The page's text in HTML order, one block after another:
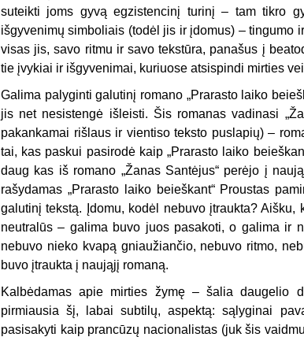
suteikti joms gyvą egzistencinį turinį – tam tikro
išgyvenimų simboliais (todėl jis ir įdomus) – tingumo
visas jis, savo ritmu ir savo tekstūra, panašus į
tie įvykiai ir išgyvenimai, kuriuose atsispindi mirties
Galima palyginti galutinį romano „Prarasto laiko
jis net nesistengė išleisti. Šis romanas vadinasi
pakankamai rišlaus ir vientiso teksto puslapių) –
tai, kas paskui pasirodė kaip „Prarasto laiko
daug kas iš romano „Žanas Santėjus“ perėjo į
rašydamas „Prarasto laiko beieškant“ Proustas
galutinį tekstą. Įdomu, kodėl nebuvo įtraukta?
neutralūs – galima buvo juos pasakoti, o galima ir
nebuvo nieko kvapą gniaužiančio, nebuvo ritmo,
buvo įtraukta į naująjį romaną.
Kalbėdamas apie mirties žymę – šalia daugelio
pirmiausia šį, labai subtilų, aspektą: sąlyginai
pasisakyti kaip prancūzų nacionalistas (juk šis